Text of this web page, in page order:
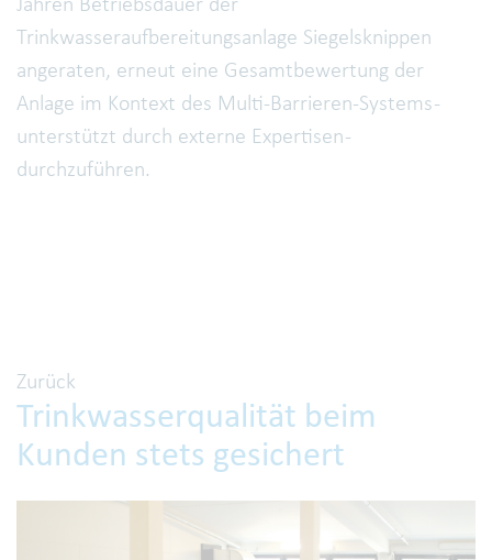
Jahren Betriebsdauer der
Trinkwasseraufbereitungsanlage Siegelsknippen
angeraten, erneut eine Gesamtbewertung der
Anlage im Kontext des Multi-Barrieren-Systems -
unterstützt durch externe Expertisen -
durchzuführen.
Zurück
Trinkwasserqualität beim
Kunden stets gesichert